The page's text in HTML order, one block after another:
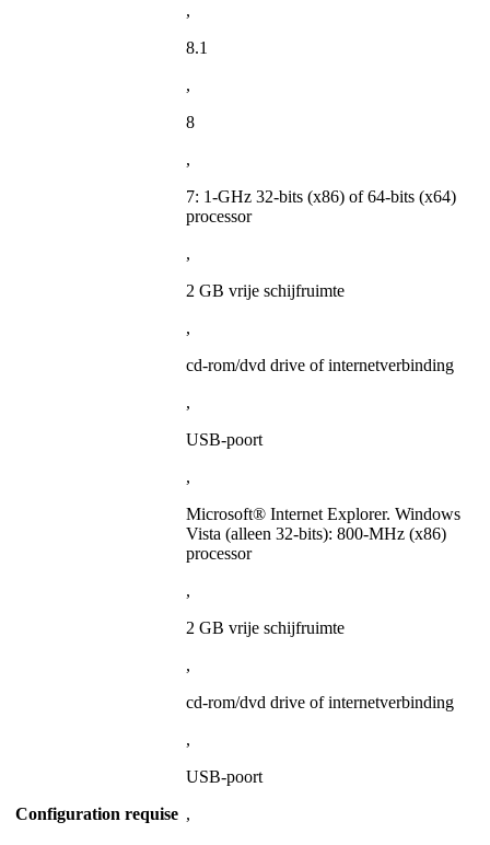
Configuration requise
,
8.1
,
8
,
7: 1-GHz 32-bits (x86) of 64-bits (x64)
processor
,
2 GB vrije schijfruimte
,
cd-rom/dvd drive of internetverbinding
,
USB-poort
,
Microsoft® Internet Explorer. Windows
Vista (alleen 32-bits): 800-MHz (x86)
processor
,
2 GB vrije schijfruimte
,
cd-rom/dvd drive of internetverbinding
,
USB-poort
,